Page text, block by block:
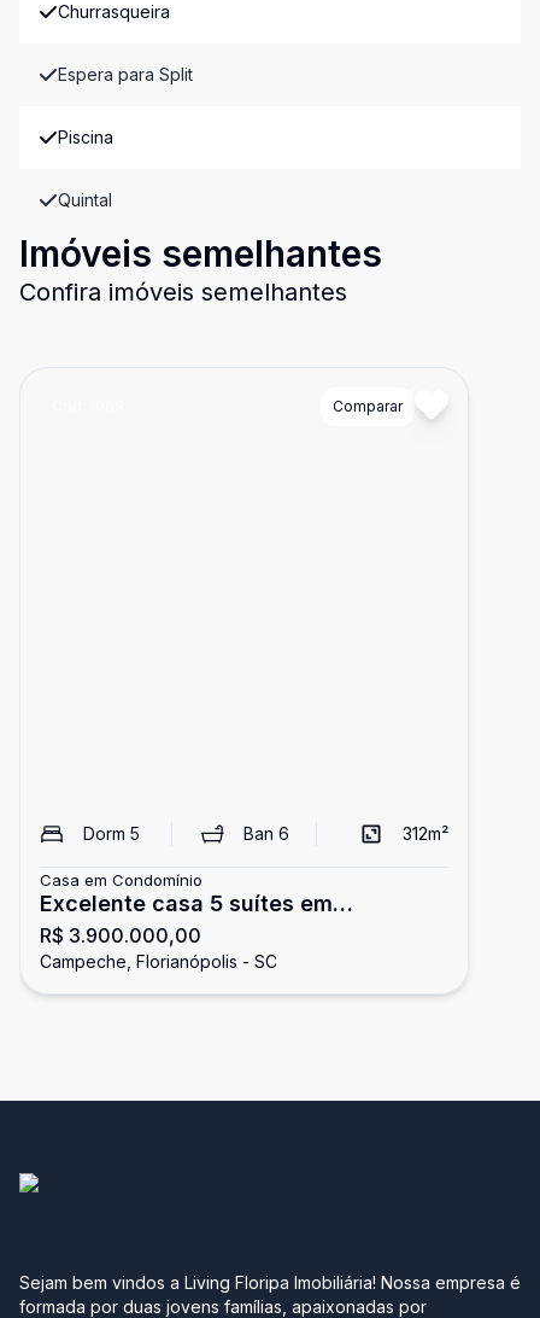
Churrasqueira
Espera para Split
Piscina
Quintal
Imóveis semelhantes
Confira imóveis semelhantes
Comparar
Dorm 5 Ban 6 312m²
Casa em Condomínio
Excelente casa 5 suítes em
condomínio à venda, 312,73m² -
Campeche, Florianópolis SC
R$ 3.900.000,00
Campeche, Florianópolis - SC
Sejam bem vindos a Living Floripa Imobiliária! Nossa empresa é
formada por duas jovens famílias, apaixonadas por